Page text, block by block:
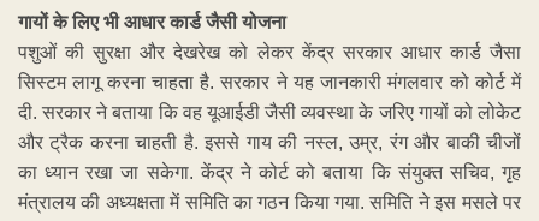
गायों के लिए भी आधार कार्ड जैसी योजना
पशुओं की सुरक्षा और देखरेख को लेकर केंद्र सरकार आधार कार्ड जैसा
सिस्टम लागू करना चाहता है. सरकार ने यह जानकारी मंगलवार को कोर्ट में
दी. सरकार ने बताया कि वह यूआईडी जैसी व्यवस्था के जरिए गायों को लोकेट
और ट्रैक करना चाहती है. इससे गाय की नस्ल, उम्र, रंग और बाकी चीजों
का ध्यान रखा जा सकेगा. केंद्र ने कोर्ट को बताया कि संयुक्त सचिव, गृह
मंत्रालय की अध्यक्षता में समिति का गठन किया गया. समिति ने इस मसले पर